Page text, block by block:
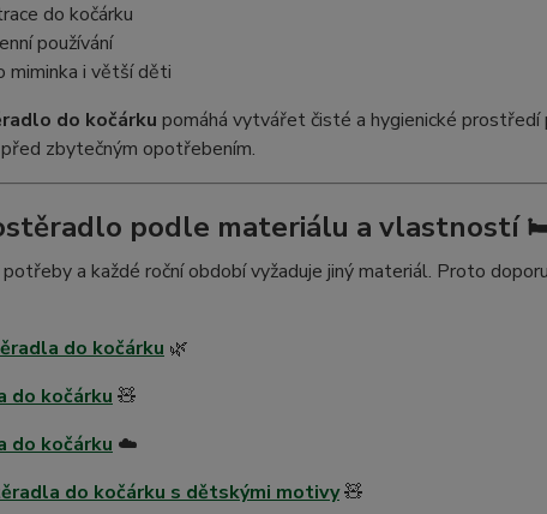
do kočárku
používání
miminka i větší děti
do kočárku pomáhá vytvářet čisté a hygienické
zbytečným opotřebením.
podle materiálu a vlastností
potřeby a každé roční období vyžaduje jiný materiál. Proto
do kočárku 🌿
do kočárku 🧸
do kočárku ☁️
do kočárku s dětskými motivy🧸